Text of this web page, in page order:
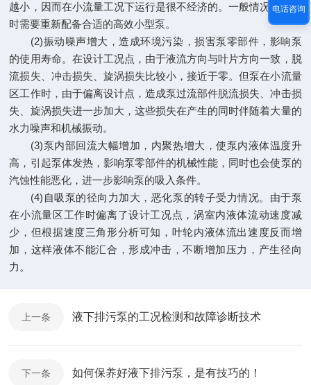
越小，因而在小流量工况下运行是很不经济的。一般情况下，这
时需要重新配备合适的高效小型泵。
(2)振动噪声增大，造成环境污染，损害泵零部件，影响泵
的使用寿命。在设计工况点，由于液流方向与叶片方向一致，脱
流损失、冲击损失、旋涡损失比较小，接近于零。但泵在小流量
区工作时，由于偏离设计点，造成泵过流部件脱流损失、冲击损
失、旋涡损失进一步加大，这些损失在产生的同时伴随着大量的
水力噪声和机械振动。
(3)泵内部回流大幅增加，内聚热增大，使泵内液体温度升
高，引起泵体发热，影响泵零部件的机械性能，同时也会使泵的
汽蚀性能恶化，进一步影响泵的吸入条件。
(4)自吸泵的径向力加大，恶化泵的转子受力情况。由于泵
在小流量区工作时偏离了设计工况点，涡室内液体流动速度减
少，但根据速度三角形分析可知，叶轮内液体流出速度反而增
加，这样液体不能汇合，形成冲击，不断增加压力，产生径向
力。
上一条 液下排污泵的工况检测和故障诊断技术
下一条 如何保养好液下排污泵，是有技巧的！
电话咨询